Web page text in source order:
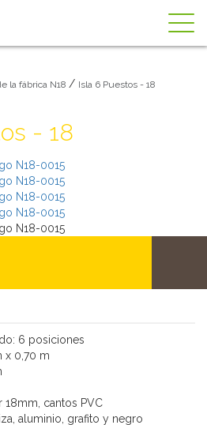
la fábrica N18 / Isla 6 Puestos - 18
- 18
6 posiciones
x 0,70 m
18mm, cantos PVC
aluminio, grafito y negro